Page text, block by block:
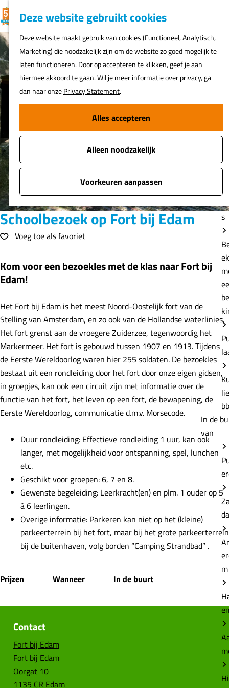
Deze website gebruikt cookies
Deze website maakt gebruik van cookies (Functioneel, Analytisch,
Marketing) die noodzakelijk zijn om de website zo goed mogelijk te
laten functioneren. Door op accepteren te klikken, geef je aan
hiermee akkoord te gaan. Wil je meer informatie over privacy, ga
dan naar onzePrivacy Statement.
Alles accepteren
Alleen noodzakelijk
Voorkeuren aanpassen
G
a
n
a
a
r
d
e
h
o
m
p
a
g
e
F
v
o
r
i
e
t
e
n
K
a
a
r
t
Z
e
k
e
n
MENU
s
In de
van
m
Schoolbezoek op Fort bij Edam
Voeg toe als favorietVoeg toe als favoriet
Kom voor een bezoekles met de klas naar Fort bij
Edam!
Het Fort bij Edam is het meest Noord-Oostelijk fort van de
Stelling van Amsterdam, en zo ook van de Hollandse waterlinies.
Het fort grenst aan de vroegere Zuiderzee, tegenwoordig het
Markermeer. Het fort is gebouwd tussen 1907 en 1913. Tijdens
de Eerste Wereldoorlog waren hier 255 soldaten. De bezoekles
bestaat uit een rondleiding door het fort door onze eigen gidsen,
in groepjes, kan ook een circuit zijn met informatie over de
functie van het fort, het leven op een fort, de bewapening, de
Eerste Wereldoorlog, communicatie d.m.v. Morsecode.
Duur rondleiding: Effectieve rondleiding 1 uur, kan ook
langer, met mogelijkheid voor ontspanning, spel, lunchen
etc.
Geschikt voor groepen: 6, 7 en 8.
Gewenste begeleiding: Leerkracht(en) en plm. 1 ouder op 5
à 6 leerlingen.
Overige informatie: Parkeren kan niet op het (kleine)
parkeerterrein bij het fort, maar bij het grote parkeerterrein
bij de buitenhaven, volg borden “Camping Strandbad” .
Prijzen Wanneer In de buurt
Contact
Fort bij Edam
Fort bij Edam
Oorgat 10
1135 CR Edam